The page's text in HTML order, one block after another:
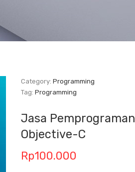
Category:Programming
Tag:Programming
Jasa Pemprograman
Objective-C
Rp100.000